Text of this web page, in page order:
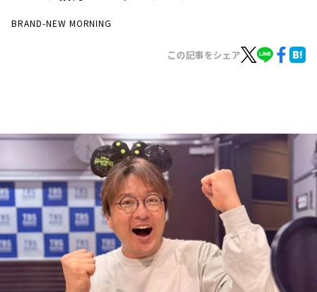
トピックス
TBS Podcast
お知らせ
イベント・グッズ
YouTube
会社情報
BRAND-NEW MORNING
この記事をシェア